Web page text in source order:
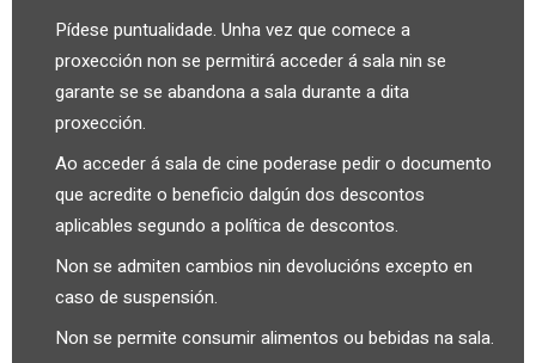
Pídese puntualidade. Unha vez que comece a
proxección non se permitirá acceder á sala nin se
garante se se abandona a sala durante a dita
proxección.
Ao acceder á sala de cine poderase pedir o documento
que acredite o beneficio dalgún dos descontos
aplicables segundo a política de descontos.
Non se admiten cambios nin devolucións excepto en
caso de suspensión.
Non se permite consumir alimentos ou bebidas na sala.